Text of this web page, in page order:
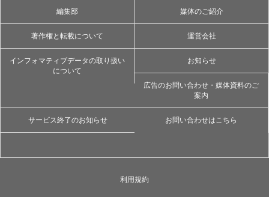
編集部 媒体のご紹介
著作権と転載について 運営会社
インフォマティブデータの取り扱い
について
お知らせ
広告のお問い合わせ・媒体資料のご
案内
サービス終了のお知らせ お問い合わせはこちら
利用規約